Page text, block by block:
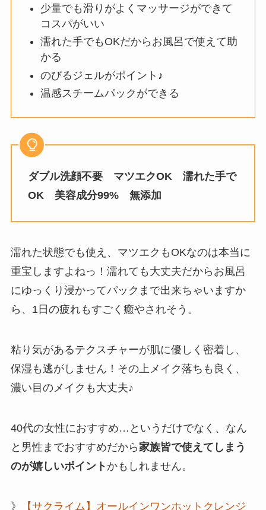
少量でも滑りがよくマッサージができて
コスパがいい
濡れた手でもOKだからお風呂で使えて助
かる
のびるジェルがポイント♪
温感スチームパックができる
ダブル洗顔不要 マツエクOK
濡れた手で
OK
美容成分99% 無添加
濡れた状態でも使え、マツエクもOKなのは本当に
重宝しますよねっ！濡れても大丈夫だからお風呂
にゆっくり浸かってパックまで出来ちゃいますか
ら、1日の疲れもすごく癒やされそう。
粘り気があるテクスチャーが肌に優しく密着し、
保湿も逃がしません！その上メイク落ちも良く、
濃い目のメイクも大丈夫♪
40代の女性におすすめ…というだけでなく、なん
と男性までおすすめだから家族皆で使えてしまう
のが嬉しいポイント かもしれません。
》 【サクライム】オールインワンホットクレンジ